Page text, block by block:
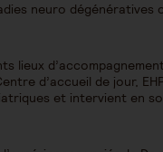
neuro dégénératives
lieux
d’accueil de jour,
et intervient en